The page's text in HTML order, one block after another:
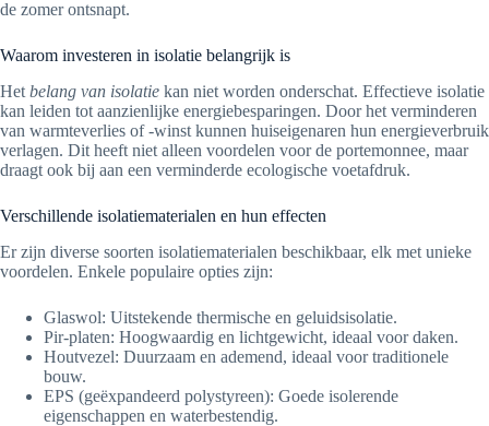
de zomer ontsnapt.
Waarom investeren in isolatie belangrijk is
Het belang van isolatie kan niet worden onderschat. Effectieve isolatie
kan leiden tot aanzienlijke energiebesparingen. Door het verminderen
van warmteverlies of -winst kunnen huiseigenaren hun energieverbruik
verlagen. Dit heeft niet alleen voordelen voor de portemonnee, maar
draagt ook bij aan een verminderde ecologische voetafdruk.
Verschillende isolatiematerialen en hun effecten
Er zijn diverse soorten isolatiematerialen beschikbaar, elk met unieke
voordelen. Enkele populaire opties zijn:
Glaswol: Uitstekende thermische en geluidsisolatie.
Pir-platen: Hoogwaardig en lichtgewicht, ideaal voor daken.
Houtvezel: Duurzaam en ademend, ideaal voor traditionele
bouw.
EPS (geëxpandeerd polystyreen): Goede isolerende
eigenschappen en waterbestendig.